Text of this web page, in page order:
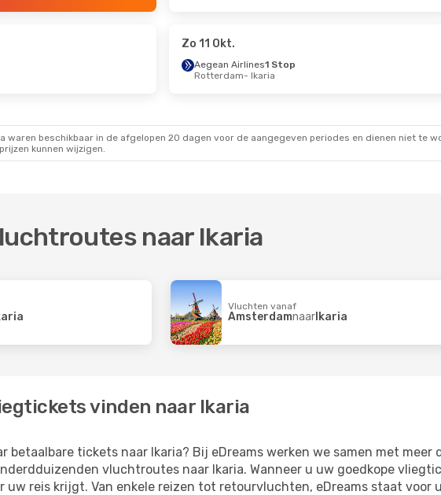
Zo 11 Okt.
Aegean Airlines1 Stop
Rotterdam- Ikaria
waren beschikbaar in de afgelopen 20 dagen voor de aangegeven periodes en dienen niet te
kunnen wijzigen.
naar Ikaria
Vluchten vanaf
Amsterdamnaar Ikaria
vinden naar Ikaria
betaalbare tickets naar Ikaria? Bij eDreams werken we samen met
vluchtroutes naar Ikaria. Wanneer u uw goedkope
uw reis krijgt. Van enkele reizen tot retourvluchten, eDreams staat voor